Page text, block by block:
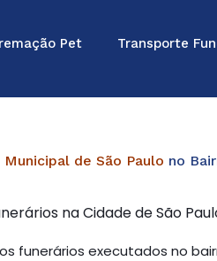
Pet Transporte
de São Paulo no
na Cidade de São
funerários executados no